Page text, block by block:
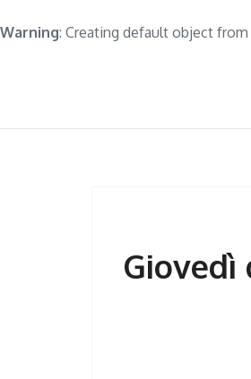
Warning: Creating default object